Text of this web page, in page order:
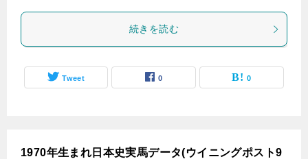
続きを読む
Tweet 0 0
1970年生まれ日本史実馬データ(ウイニングポスト9